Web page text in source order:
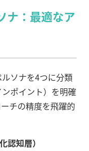
ナ：最適なア
ソナを4つに分類
ポイント）を明確
チの精度を飛躍的
認知層）